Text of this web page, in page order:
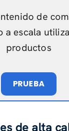
de
a escala
productos
PRUEBA
de alta